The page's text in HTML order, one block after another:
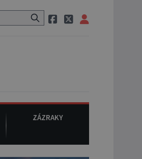
taxi, nasedne do něj a už ho nikdy nikdo
ZÁZRAKY